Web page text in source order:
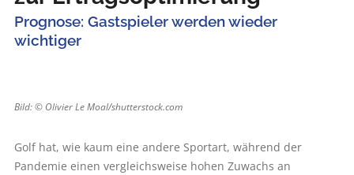
Prognose: Gastspieler werden wieder
wichtiger
Bild: © Olivier Le Moal/shutterstock.com
Golf hat, wie kaum eine andere Sportart, während der
Pandemie einen vergleichsweise hohen Zuwachs an